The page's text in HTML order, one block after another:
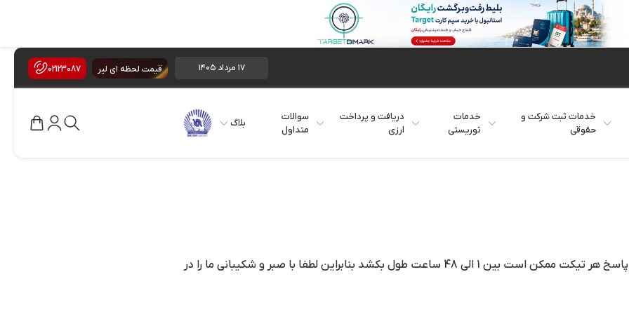
زراعت
۱۷ مرداد ۱۴۰۵
08 Ağustos 2026
08 August 2026
تبدیل تاریخ (کلیک کنید)
قیمت لحظه ای لیر 02123087
خدمات ثبت شرکت و
حقوقی
خدمات
توریستی
دریافت و پرداخت
ارزی
سوالات
متداول
بلاگ
از ایجاد تیکت های تکراری در مورد یک مشکل یا سوال خودداری کنید ، پاسخ هر تیکت ممکن است بین 1 الی 48 ساعت طول بکشد بنابراین لطفا با صبر و شکیبانی ما را در